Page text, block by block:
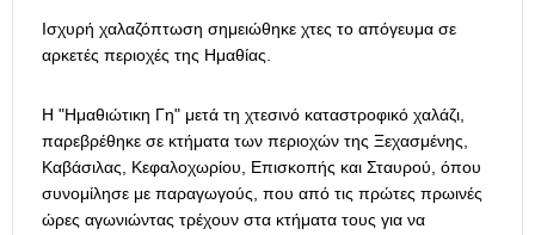
Ισχυρή χαλαζόπτωση σημειώθηκε χτες το απόγευμα σε
αρκετές περιοχές της Ημαθίας.
Η "Ημαθιώτικη Γη" μετά τη χτεσινό καταστροφικό χαλάζι,
παρεβρέθηκε σε κτήματα των περιοχών της Ξεχασμένης,
Καβάσιλας, Κεφαλοχωρίου, Επισκοπής και Σταυρού, όπου
συνομίλησε με παραγωγούς, που από τις πρώτες πρωινές
ώρες αγωνιώντας τρέχουν στα κτήματα τους για να